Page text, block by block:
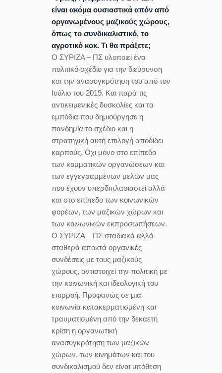
είναι ακόμα ουσιαστικά απόν από
οργανωμένους μαζικούς χώρους,
όπως το συνδικαλιστικό, το
αγροτικό κοκ. Τι θα πράξετε;
Ο ΣΥΡΙΖΑ – ΠΣ υλοποιεί ένα
πολιτικό σχέδιο για την διεύρυνση
και την ανασυγκρότηση του από τον
Ιούλιο του 2019. Και παρά τις
αντικειμενικές δυσκολίες και τα
εμπόδια που δημιούργησε η
πανδημία το σχέδιο και η
στρατηγική αυτή επιλογή αποδίδει
καρπούς. Όχι μόνο στο επίπεδο
των κομματικών οργανώσεων και
των εγγεγραμμένων μελών μας
που έχουν υπερδιπλασιαστεί αλλά
και στο επίπεδο των κοινωνικών
φορέων, των μαζικών χώρων και
των κοινωνικών εκπροσωπήσεων.
Ο ΣΥΡΙΖΑ – ΠΣ σταδιακά αλλά
σταθερά αποκτά οργανικές
συνδέσεις με τους μαζικούς
χώρους, αντιστοιχεί την πολιτική με
την κοινωνική και ιδεολογική του
επιρροή. Προφανώς σε μια
κοινωνία κατακερματισμένη και
τραυματισμένη από την δεκαετή
κρίση η οργανωτική
ανασυγκρότηση των μαζικών
χώρων, των κινημάτων και του
συνδικαλισμού δεν είναι υπόθεση